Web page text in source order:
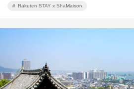
Rakuten STAY x ShaMaison